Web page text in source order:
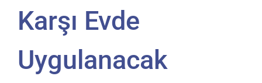
Karşı Evde
Uygulanacak